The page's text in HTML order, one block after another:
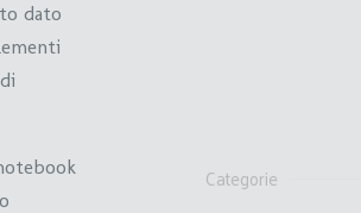
dato
Categorie